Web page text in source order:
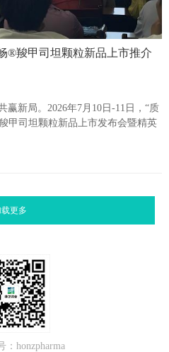
®羧甲司坦颗粒新品上市推介
新局。2026年7月10日-11日，“质
甲司坦颗粒新品上市发布会暨精英
。
更多
：honzpharma